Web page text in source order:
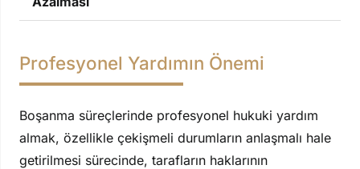
Profesyonel Yardımın Önemi
Boşanma süreçlerinde profesyonel hukuki yardım
almak, özellikle çekişmeli durumların anlaşmalı hale
getirilmesi sürecinde, tarafların haklarının